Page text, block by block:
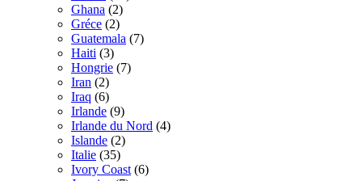
Ghana (2)
Gréce (2)
Guatemala (7)
Haiti (3)
Hongrie (7)
Iran (2)
Iraq (6)
Irlande (9)
Irlande du Nord (4)
Islande (2)
Italie (35)
Ivory Coast (6)